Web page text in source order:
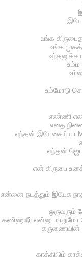
உங்க
உங்க
உம்ம
உம்மோடு
எண்ணி
எதை
எந்தன் இயேசைய்யா
எந்தன்
என் கிருபை
என்னை நடத்தும் இயேசு
ஒருவரும்
கண்ணுநீர் என்னு
கருணையின்
காத்திடும்